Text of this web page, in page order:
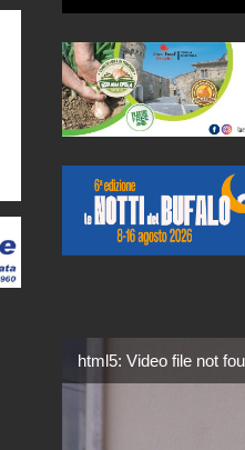
html5: Video file not